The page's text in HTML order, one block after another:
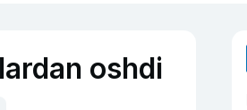
oshdi